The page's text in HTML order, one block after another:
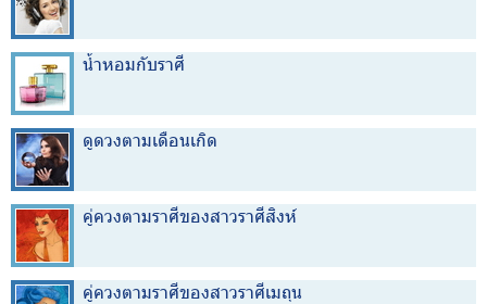
น้ำหอมกับราศี
ดูดวงตามเดือนเกิด
คู่ควงตามราศีของสาวราศีสิงห์
คู่ควงตามราศีของสาวราศีเมถุน